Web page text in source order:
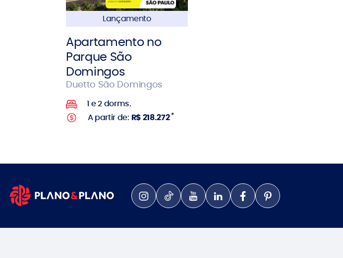
Lançamento
Apartamento no
Parque São
Domingos
Duetto São Domingos
1 e 2 dorms.
A partir de: R$ 218.272*